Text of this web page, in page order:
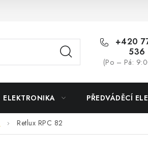
+420
536
(Po – Pá:
ELEKTRONIKA PŘEDVÁDĚCÍ
Retlux RPC 82